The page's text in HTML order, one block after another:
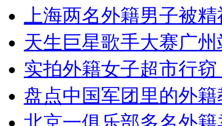
外交部：有关国家言论片面不公正
安徽一实载49人客车翻车
上海两名外籍男子被
天生巨星歌手大赛广
实拍外籍女子超市行
盘点中国军团里的外